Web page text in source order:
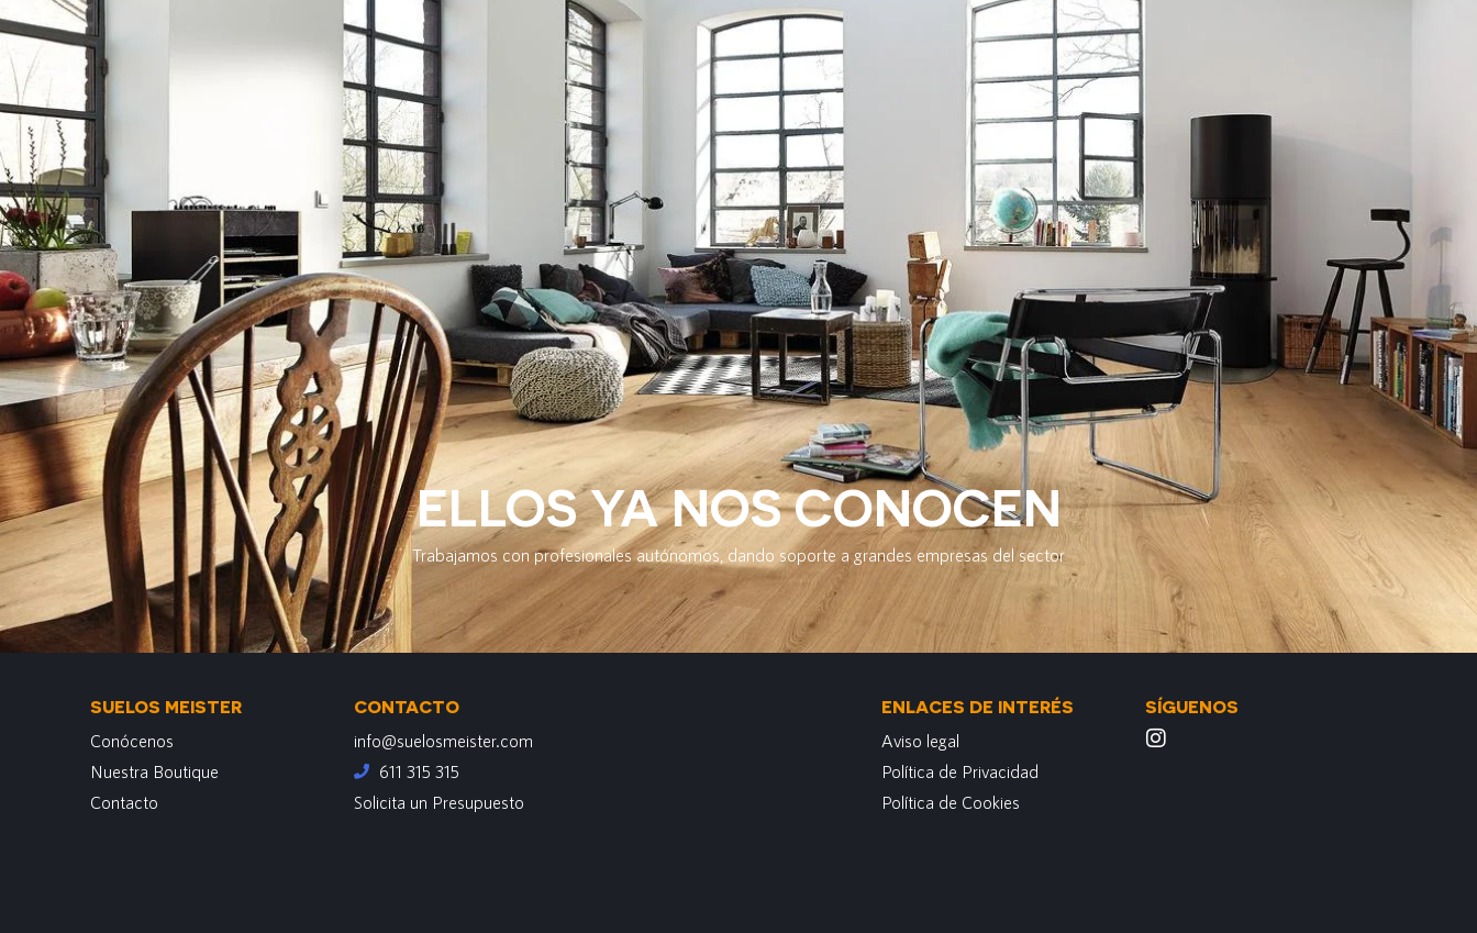
ELLOS YA NOS CONOCEN
Trabajamos con profesionales autónomos, dando soporte a grandes empresas del sector
SUELOS MEISTER
Conócenos
Nuestra Boutique
Contacto
CONTACTO
info@suelosmeister.com
611 315 315
Solicita un Presupuesto
ENLACES DE INTERÉS
Aviso legal
Política de Privacidad
Política de Cookies
SÍGUENOS